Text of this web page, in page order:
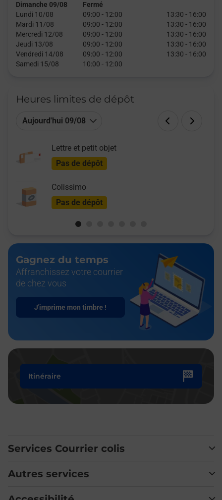
Dimanche 09/08
Fermé
Lundi 10/08
09:00 - 12:00 13:30 - 16:00
Mardi 11/08
09:00 - 12:00 13:30 - 16:00
Mercredi 12/08
09:00 - 12:00 13:30 - 16:00
Jeudi 13/08
09:00 - 12:00 13:30 - 16:00
Vendredi 14/08
09:00 - 12:00 13:30 - 16:00
Samedi 15/08
10:00 - 12:00
Heures limites de dépôt
Aujourd'hui 09/08
Lettre et petit objet
Pas de dépôt
Colissimo
Pas de dépôt
Gagnez du temps
Affranchissez votre courrier
de chez vous
J'imprime mon timbre !
Itinéraire
Services Courrier colis
Autres services